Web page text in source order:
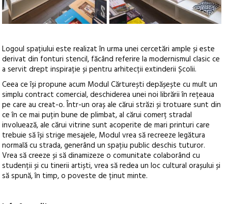
Logoul spațiului este realizat în urma unei cercetări ample și este
derivat din fonturi stencil, făcând referire la modernismul clasic ce
a servit drept inspirație și pentru arhitecții extinderii Școlii.
Ceea ce își propune acum Modul Cărturești depășește cu mult un
simplu contract comercial, deschiderea unei noi librării în rețeaua
pe care au creat-o. Într-un oraș ale cărui străzi și trotuare sunt din
ce în ce mai puțin bune de plimbat, al cărui comerț stradal
involuează, ale cărui vitrine sunt acoperite de mari printuri care
trebuie să își strige mesajele, Modul vrea să recreeze legătura
normală cu strada, generând un spațiu public deschis tuturor.
Vrea să creeze și să dinamizeze o comunitate colaborând cu
studenții și cu tinerii artiști, vrea să redea un loc cultural orașului și
să spună, în timp, o poveste de ținut minte.